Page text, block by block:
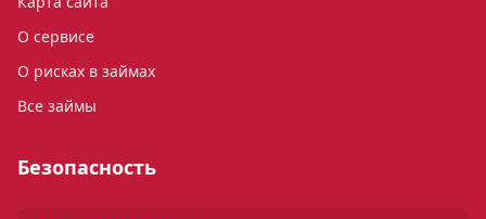
О сервисе
О рисках в займах
Все займы
Безопасность